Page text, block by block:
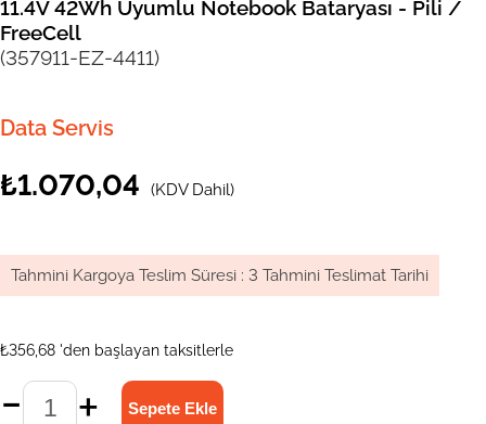
11.4V 42Wh Uyumlu Notebook Bataryası - Pili /
FreeCell
(357911-EZ-4411)
Data Servis
₺1.070,04 (KDV Dahil)
Tahmini Kargoya Teslim Süresi : 3 Tahmini Teslimat Tarihi
₺356,68 'den başlayan taksitlerle